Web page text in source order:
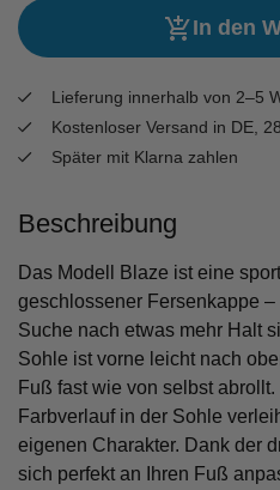
In den
Lieferung innerhalb von 2–5
Kostenloser Versand in DE,
Später mit Klarna zahlen
Beschreibung
Das Modell Blaze ist eine
geschlossener Fersenkappe
Suche nach etwas mehr Halt
Sohle ist vorne leicht nach
Fuß fast wie von selbst
Farbverlauf in der Sohle
eigenen Charakter. Dank der
sich perfekt an Ihren Fuß